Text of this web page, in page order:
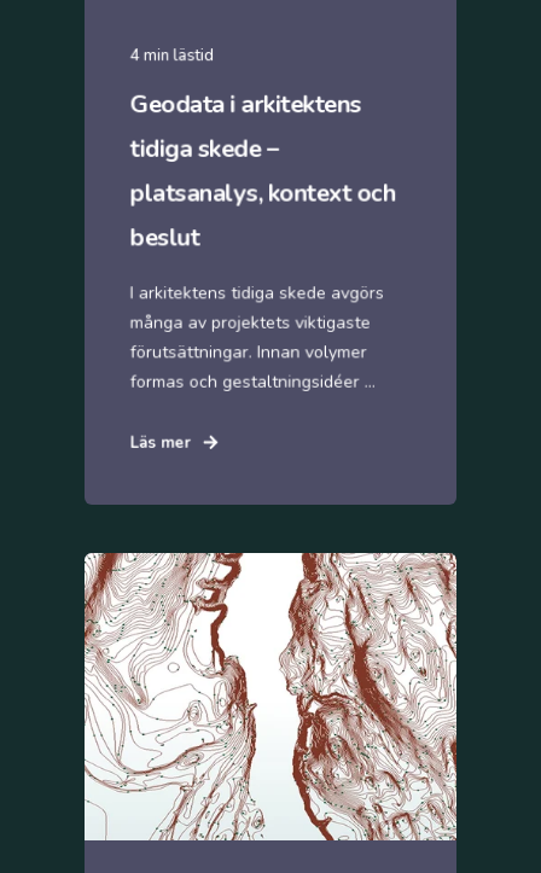
4 min lästid
Geodata i arkitektens
tidiga skede –
platsanalys, kontext och
beslut
I arkitektens tidiga skede avgörs
många av projektets viktigaste
förutsättningar. Innan volymer
formas och gestaltningsidéer ...
Läs mer